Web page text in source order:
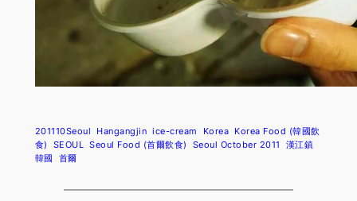
201110Seoul Hangangjin ice-cream Korea Korea Food (韓國飲
食)
SEOUL Seoul Food (首爾飲食) Seoul October 2011
漢江鎮
韓國
首爾